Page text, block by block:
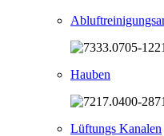
Hauben
Lüftungs Kanalen